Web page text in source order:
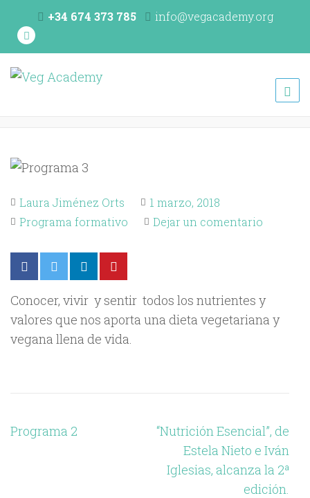
+34 674 373 785 info@vegacademy.org
programa de formación de la Unión Vegetariana Española
Laura Jiménez Orts
1 marzo, 2018
Programa formativo
Dejar un comentario
Conocer, vivir y sentir todos los nutrientes y
valores que nos aporta una dieta vegetariana y
vegana llena de vida.
Navegación
Programa 2
“Nutrición Esencial”, de
Estela Nieto e Iván
Iglesias, alcanza la 2ª
edición.